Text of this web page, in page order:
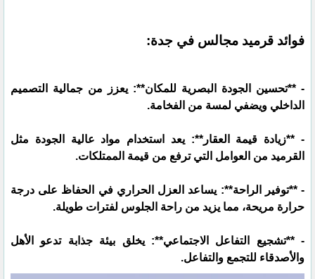
فوائد قرميد مجالس في جدة:
- **تحسين الجودة البصرية للمكان**: يعزز من جمالية التصميم
الداخلي ويضفي لمسة من الفخامة.
- **زيادة قيمة العقار**: يعد استخدام مواد عالية الجودة مثل
القرميد من العوامل التي ترفع من قيمة الممتلكات.
- **توفير الراحة**: يساعد العزل الحراري في الحفاظ على درجة
حرارة مريحة، مما يزيد من راحة الجلوس لفترات طويلة.
- **تشجيع التفاعل الاجتماعي**: يخلق بيئة جذابة تدعو الأهل
والأصدقاء للتجمع والتفاعل.